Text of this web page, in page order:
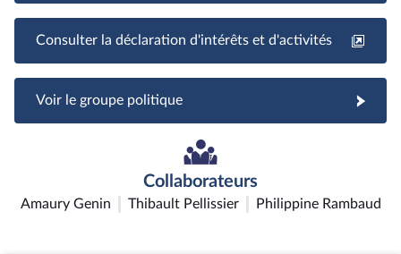
Consulter la déclaration d'intérêts et d'activités
Voir le groupe politique
Collaborateurs
Amaury Genin Thibault Pellissier Philippine Rambaud